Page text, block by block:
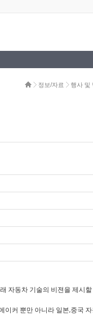
정보/자료 행사 및
자동차 기술의 비젼을 제시할
이커 뿐만 아니라 일본,중국